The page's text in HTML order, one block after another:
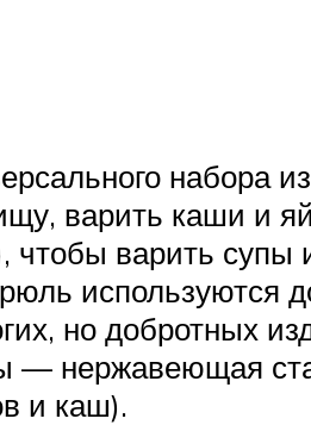
набора
варить каши и
варить супы
используются
но добротных
— нержавеющая
и каш).